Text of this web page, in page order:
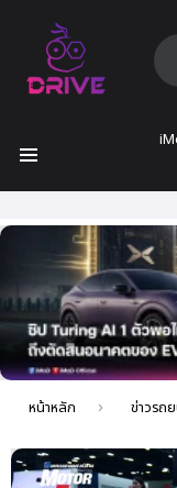
ค้น
ล่าสุด
คุณอยู่ที่นี่:
หน้าหลัก ข่าวรถยนต์ไ